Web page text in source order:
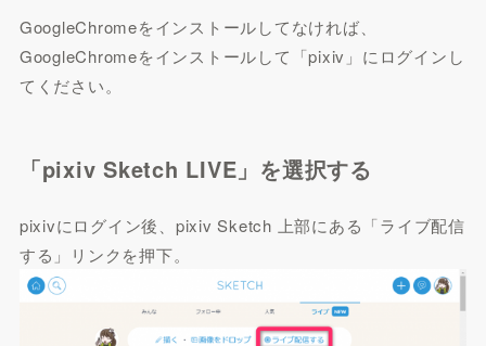
GoogleChromeをインストールしてなければ、
GoogleChromeをインストールして「pixiv」にログインし
てください。
「pixiv Sketch LIVE」を選択する
pixivにログイン後、pixiv Sketch 上部にある「ライブ配信
する」リンクを押下。